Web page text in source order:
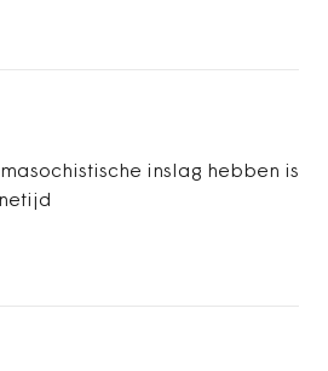
inslag hebben is